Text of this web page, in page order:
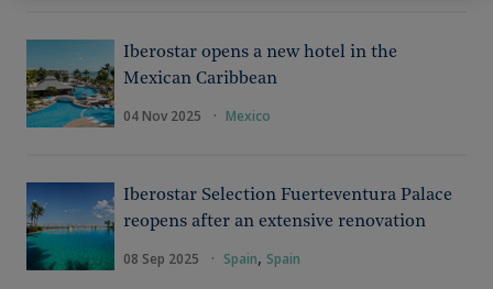
Iberostar opens a new hotel in the
Mexican Caribbean
04 Nov 2025 · Mexico
Iberostar Selection Fuerteventura Palace
reopens after an extensive renovation
08 Sep 2025 · Spain, Spain